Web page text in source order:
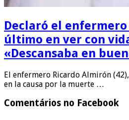
Declaró el
último en ver con
«Descansaba en
El enfermero Ricardo Almirón
en la causa por la muerte …
Comentários no Facebook